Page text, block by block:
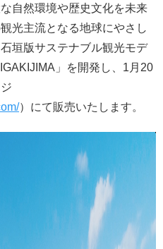
自然環境や歴史文化を未来
光主流となる地球にやさし
垣版サステナブル観光モデ
」を開発し、1月20
）にて販売いたします。